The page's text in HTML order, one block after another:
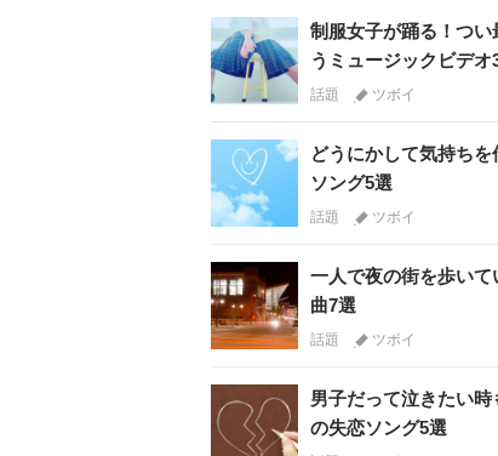
制服女子が踊る！つい
うミュージックビデオ
話題 ツボイ
どうにかして気持ち
ソング5選
話題 ツボイ
一人で夜の街を歩い
曲7選
話題 ツボイ
男子だって泣きたい
の失恋ソング5選